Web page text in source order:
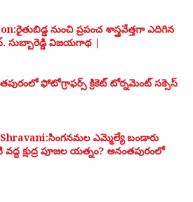
నుంచి ప్రపంచ శాస్త్రవేత్తగా ఎదిగిన
సుబ్బారెడ్డి విజయగాథ |
ఫోటోగ్రాఫర్స్ క్రికెట్ టోర్నమెంట్ సక్సెస్
ఎమ్మెల్యే బండారు
క్షుద్ర పూజల యత్నం? అనంతపురంలో